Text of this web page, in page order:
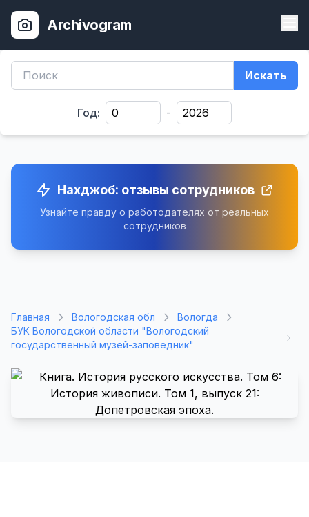
Archivogram
Искать
Год: -
Нахджоб: отзывы сотрудников
Узнайте правду о работодателях от реальных
сотрудников
Главная Вологодская обл
Вологда
БУК Вологодской области "Вологодский
государственный музей-заповедник"